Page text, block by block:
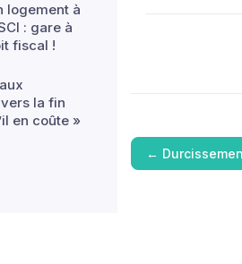
logement à
: gare à
fiscal !
la fin
en coûte »
←